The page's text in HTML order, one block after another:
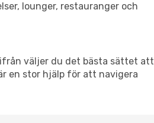
lounger, restauranger och
väljer du det bästa sättet att
en stor hjälp för att navigera